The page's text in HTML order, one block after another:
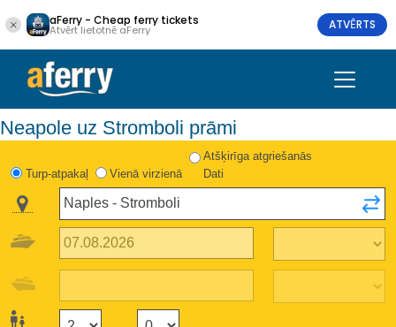
aFerry - Cheap ferry tickets
Atvērt lietotnē aFerry ATVĒRTS
Neapole uz Stromboli prāmi
Turp-atpakaļ Vienā virzienā
Atšķirīga atgriešanās
Dati